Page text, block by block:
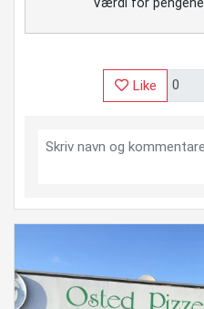
Værdi for pengene
Like